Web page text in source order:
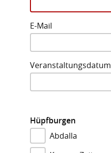
E-Mail
Veranstaltungsdatum
Hüpfburgen
Abdalla